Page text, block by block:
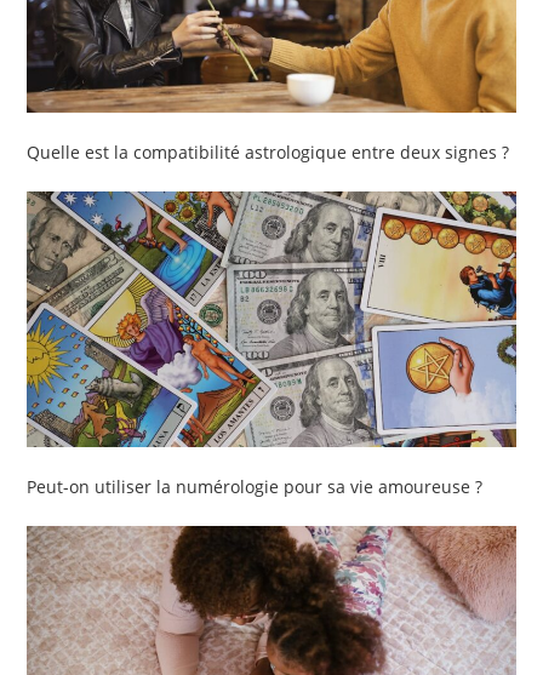
Quelle est la compatibilité astrologique entre deux signes ?
Peut-on utiliser la numérologie pour sa vie amoureuse ?